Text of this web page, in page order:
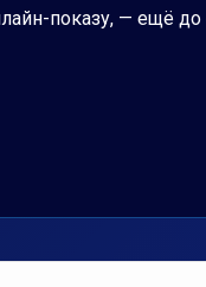
показу, — ещё до